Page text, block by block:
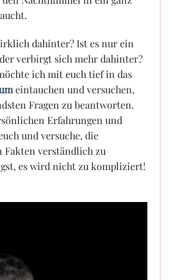
dahinter? Ist es nur ein
verbirgt sich mehr dahinter?
ich mit euch tief in das
eintauchen und versuchen,
Fragen zu beantworten.
Erfahrungen und
und versuche, die
Fakten verständlich zu
es wird nicht zu kompliziert!